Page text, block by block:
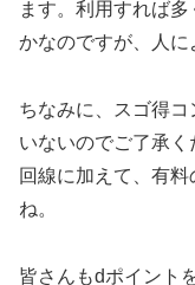
ます。利用すれば
かなのですが、人に
ちなみに、スゴ得
いないのでご了承
回線に加えて、有
ね。
皆さんもdポイント